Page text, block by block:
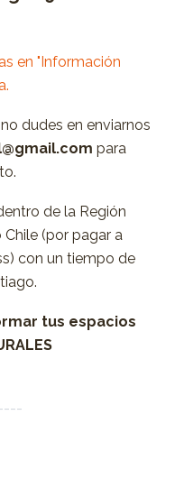
en "Información
dudes en enviarnos
para
de la Región
(por pagar a
con un tiempo de
tus espacios